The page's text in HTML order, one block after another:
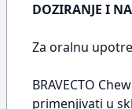
DOZIRANJE I
Za oralnu
BRAVECTO
primenjivati u